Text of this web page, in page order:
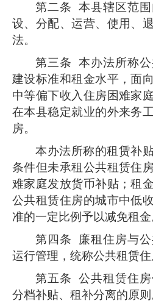
第二条 本县辖区范
设、分配、运营、使用、
法。
第三条 本办法所称
建设标准和租金水平，面
中等偏下收入住房困难家
在本县稳定就业的外来务
房。
本办法所称的租赁补
条件但未承租公共租赁住
难家庭发放货币补贴；租
公共租赁住房的城市中低
准的一定比例予以减免租金
第四条 廉租住房与
运行管理，统称公共租赁住
第五条 公共租赁住房
分档补贴、租补分离的原则